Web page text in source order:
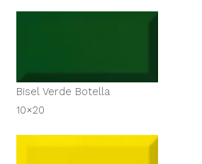
Bisel Verde Botella
10×20